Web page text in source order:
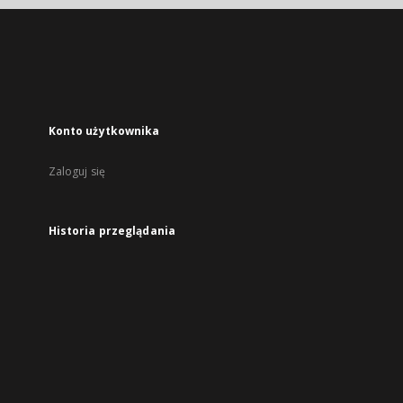
Konto użytkownika
Zaloguj się
Historia przeglądania